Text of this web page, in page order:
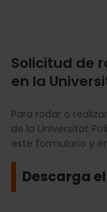
Solicitud de
en la
Para rodar o
de la Universitat
este formulario y
Descarga